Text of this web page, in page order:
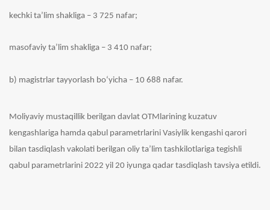
kechki ta’lim shakliga – 3 725 nafar;
masofaviy ta’lim shakliga – 3 410 nafar;
b) magistrlar tayyorlash bo‘yicha – 10 688 nafar.
Moliyaviy mustaqillik berilgan davlat OTMlarining kuzatuv
kengashlariga hamda qabul parametrlarini Vasiylik kengashi qarori
bilan tasdiqlash vakolati berilgan oliy ta’lim tashkilotlariga tegishli
qabul parametrlarini 2022 yil 20 iyunga qadar tasdiqlash tavsiya etildi.